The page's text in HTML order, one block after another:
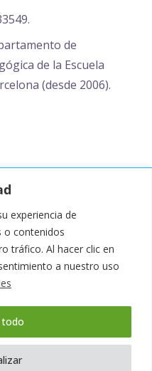
experiencia de
o contenidos
tráfico. Al hacer clic en
a nuestro uso
de
de la Escuela
(desde 2006).